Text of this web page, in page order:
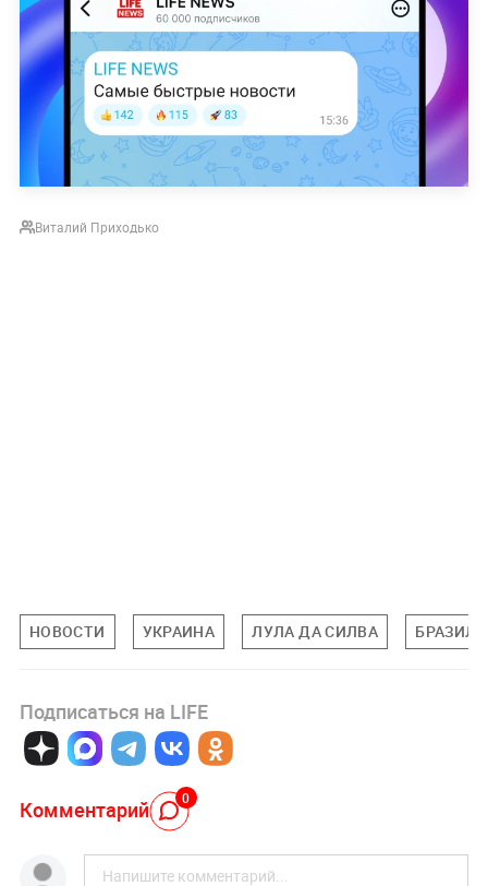
Виталий Приходько
НОВОСТИ УКРАИНА ЛУЛА ДА СИЛВА
Подписаться на LIFE
Комментарий 0